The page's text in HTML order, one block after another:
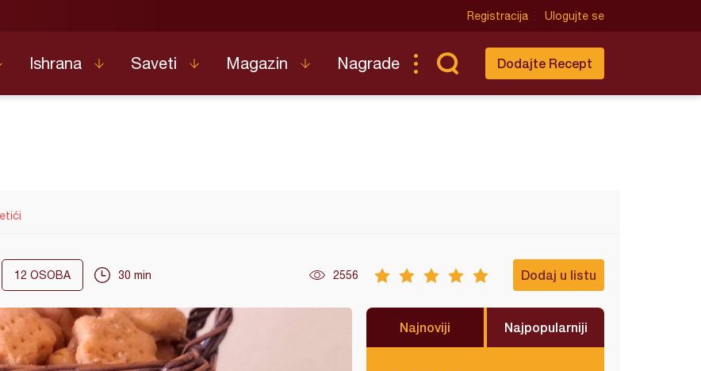
Registracija Ulogujte se
Ishrana Saveti Magazin Nagrade Dodajte Recept
12 OSOBA 30 min 2556 Dodaj u listu
Najnoviji Najpopularniji